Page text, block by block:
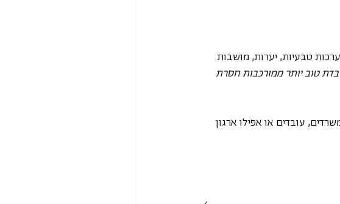
טבעיות, יערות, מושבות
טוב יותר ממורכבות חסרת
עובדים או אפילו ארגון